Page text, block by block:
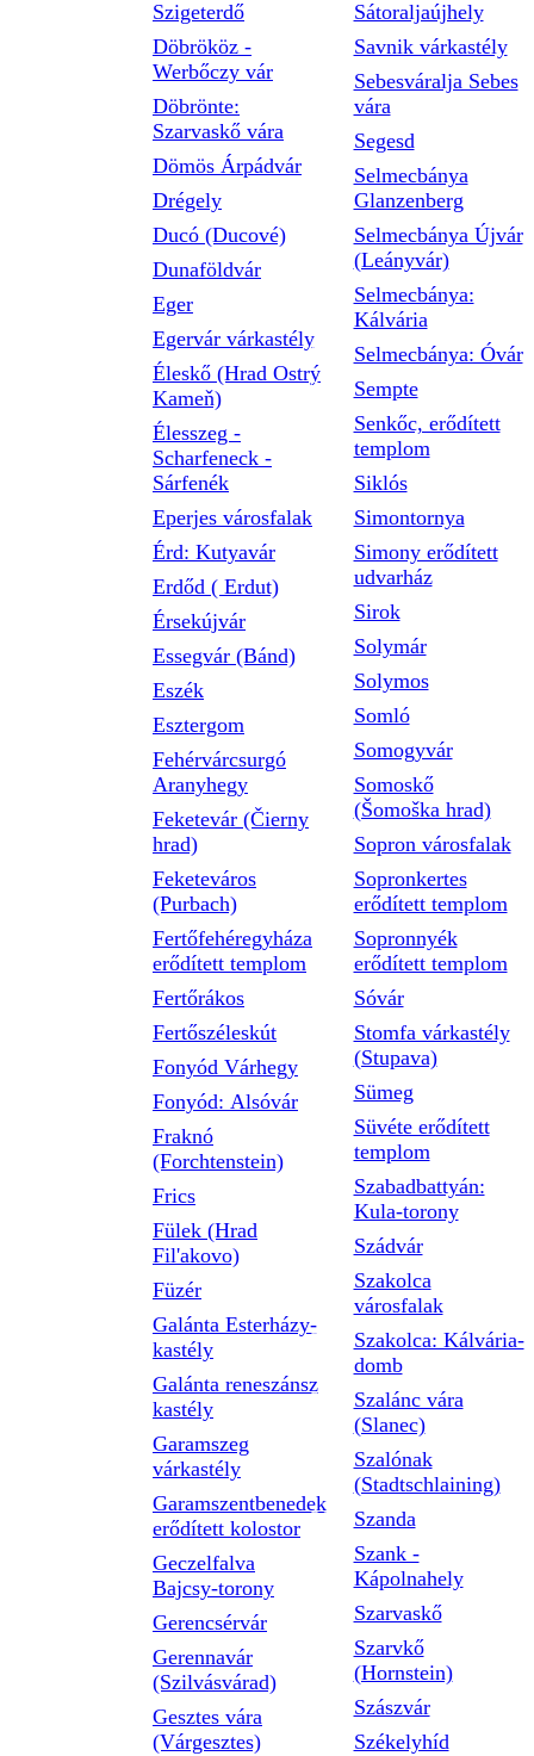
Szigeterdő
Döbrököz -
Werbőczy vár
Döbrönte:
Szarvaskő vára
Dömös Árpádvár
Drégely
Ducó (Ducové)
Dunaföldvár
Eger
Egervár várkastély
Éleskő (Hrad Ostrý
Kameň)
Élesszeg -
Scharfeneck -
Sárfenék
Eperjes városfalak
Érd: Kutyavár
Erdőd ( Erdut)
Érsekújvár
Essegvár (Bánd)
Eszék
Esztergom
Fehérvárcsurgó
Aranyhegy
Feketevár (Čierny
hrad)
Feketeváros
(Purbach)
Fertőfehéregyháza
erődített templom
Fertőrákos
Fertőszéleskút
Fonyód Várhegy
Fonyód: Alsóvár
Fraknó
(Forchtenstein)
Frics
Fülek (Hrad
Fil'akovo)
Füzér
Galánta Esterházy-
kastély
Galánta reneszánsz
kastély
Garamszeg
várkastély
Garamszentbenedek
erődített kolostor
Geczelfalva
Bajcsy-torony
Gerencsérvár
Gerennavár
(Szilvásvárad)
Gesztes vára
(Várgesztes)
Sátoraljaújhely
Savnik várkastély
Sebesváralja Sebes
vára
Segesd
Selmecbánya
Glanzenberg
Selmecbánya Újvár
(Leányvár)
Selmecbánya:
Kálvária
Selmecbánya: Óvár
Sempte
Senkőc, erődített
templom
Siklós
Simontornya
Simony erődített
udvarház
Sirok
Solymár
Solymos
Somló
Somogyvár
Somoskő
(Šomoška hrad)
Sopron városfalak
Sopronkertes
erődített templom
Sopronnyék
erődített templom
Sóvár
Stomfa várkastély
(Stupava)
Sümeg
Süvéte erődített
templom
Szabadbattyán:
Kula-torony
Szádvár
Szakolca
városfalak
Szakolca: Kálvária-
domb
Szalánc vára
(Slanec)
Szalónak
(Stadtschlaining)
Szanda
Szank -
Kápolnahely
Szarvaskő
Szarvkő
(Hornstein)
Szászvár
Székelyhíd